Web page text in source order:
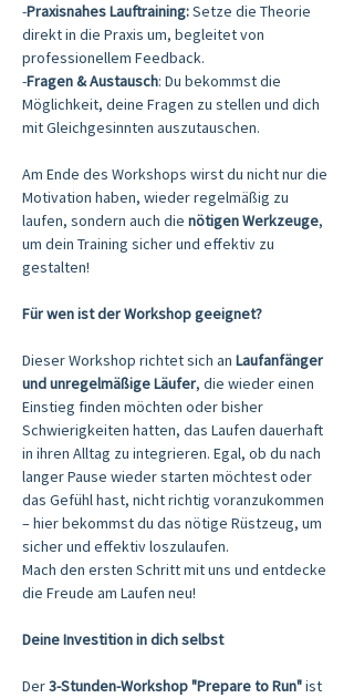
-Praxisnahes Lauftraining: Setze die Theorie
direkt in die Praxis um, begleitet von
professionellem Feedback.
-Fragen & Austausch: Du bekommst die
Möglichkeit, deine Fragen zu stellen und dich
mit Gleichgesinnten auszutauschen.
Am Ende des Workshops wirst du nicht nur die
Motivation haben, wieder regelmäßig zu
laufen, sondern auch die nötigen Werkzeuge,
um dein Training sicher und effektiv zu
gestalten!
Für wen ist der Workshop geeignet?
Dieser Workshop richtet sich an Laufanfänger
und unregelmäßige Läufer, die wieder einen
Einstieg finden möchten oder bisher
Schwierigkeiten hatten, das Laufen dauerhaft
in ihren Alltag zu integrieren. Egal, ob du nach
langer Pause wieder starten möchtest oder
das Gefühl hast, nicht richtig voranzukommen
– hier bekommst du das nötige Rüstzeug, um
sicher und effektiv loszulaufen.
Mach den ersten Schritt mit uns und entdecke
die Freude am Laufen neu!
Deine Investition in dich selbst
Der 3-Stunden-Workshop "Prepare to Run" ist